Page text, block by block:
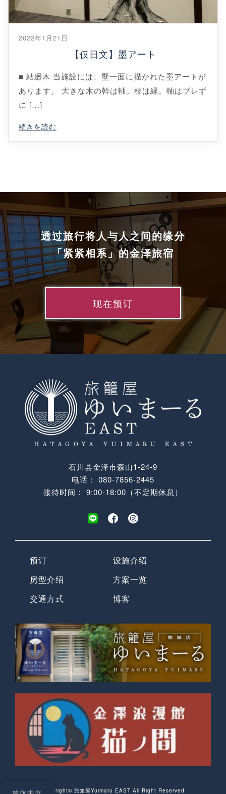
2022年1月21日
【仅日文】墨アート
■ 結廻木 当施設には、壁一面に描かれた墨アートが
あります。 大きな木の幹は軸。枝は縁。軸はブレず
に […]
続きを読む
透过旅行将人与人之间的缘分
「紧紧相系」的金泽旅宿
现在预订
石川县金泽市森山1-24-9
电话： 080-7856-2445
接待时间： 9:00-18:00（不定期休息）
预订
设施介绍
房型介绍
方案一览
交通方式
博客
Copyright©︎ 旅笼屋Yuimaru EAST All Right Reserved